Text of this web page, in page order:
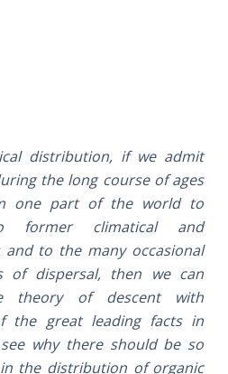
distribution, if we admit
the long course of ages
one part of the world to
former climatical and
and to the many occasional
of dispersal, then we can
theory of descent with
the great leading facts in
why there should be so
the distribution of organic